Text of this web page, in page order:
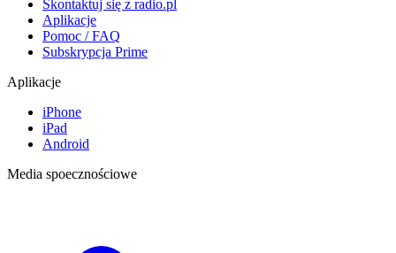
Skontaktuj się z radio.pl
Aplikacje
Pomoc / FAQ
Subskrypcja Prime
Aplikacje
iPhone
iPad
Android
Media spoecznościowe